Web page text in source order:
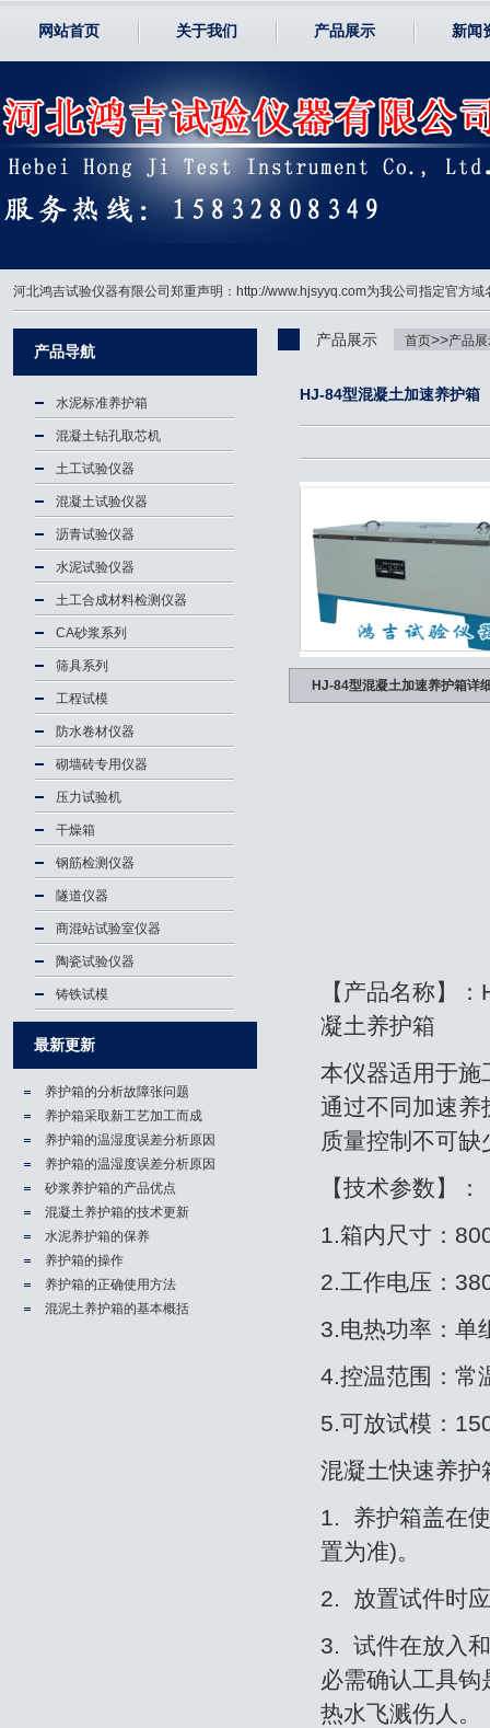
网站首页 关于我们 产品展示 新闻
河北鸿吉试验仪器有限公司郑重声明：http://www.hjsyyq.com为我公司指定官方
产品导航
水泥标准养护箱
混凝土钻孔取芯机
土工试验仪器
混凝土试验仪器
沥青试验仪器
水泥试验仪器
土工合成材料检测仪器
CA砂浆系列
筛具系列
工程试模
防水卷材仪器
砌墙砖专用仪器
压力试验机
干燥箱
钢筋检测仪器
隧道仪器
商混站试验室仪器
陶瓷试验仪器
铸铁试模
最新更新
养护箱的分析故障张问题
养护箱​采取新工艺加工而成
养护箱的温湿度误差分析原因
养护箱的温湿度误差分析原因
砂浆养护箱的产品优点
混凝土养护箱的技术更新
水泥养护箱的保养
养护箱的操作
养护箱的正确使用方法
混泥土养护箱的基本概括
产品展示 首页>>产品展
HJ-84型混凝土加速养护箱
HJ-84型混凝土加速养护箱详
【产品名称】
凝土养护箱
本仪器适用于施
通过不同加速养
质量控制不可
【技术参数】：
1.箱内尺寸：
2.工作电压：
3.电热功率：单
4.控温范围：
5.可放试模：
混凝土快速养护
1. 养护箱盖在
置为准)。
2. 放置试件时
3. 试件在放入
必需确认工具
热水飞溅伤人。